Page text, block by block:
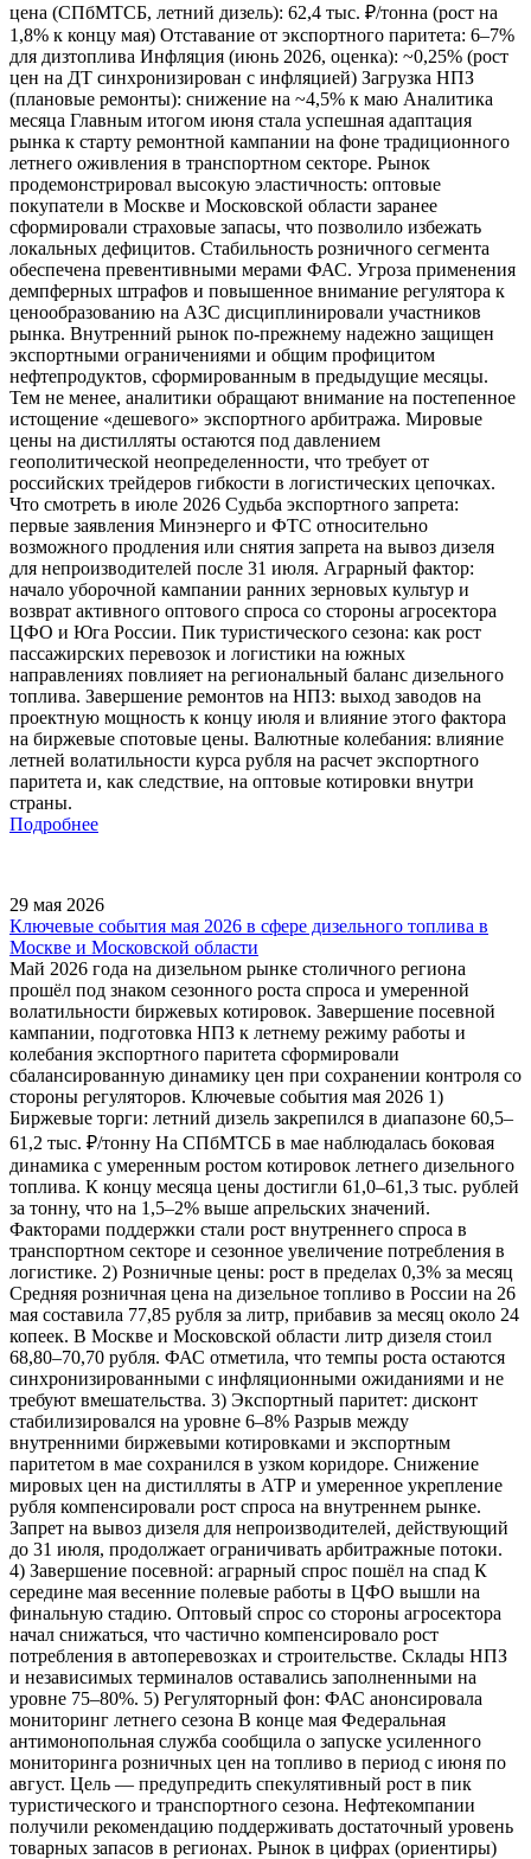
цена (СПбМТСБ, летний дизель): 62,4 тыс. ₽/тонна (рост на
1,8% к концу мая) Отставание от экспортного паритета: 6–7%
для дизтоплива Инфляция (июнь 2026, оценка): ~0,25% (рост
цен на ДТ синхронизирован с инфляцией) Загрузка НПЗ
(плановые ремонты): снижение на ~4,5% к маю Аналитика
месяца Главным итогом июня стала успешная адаптация
рынка к старту ремонтной кампании на фоне традиционного
летнего оживления в транспортном секторе. Рынок
продемонстрировал высокую эластичность: оптовые
покупатели в Москве и Московской области заранее
сформировали страховые запасы, что позволило избежать
локальных дефицитов. Стабильность розничного сегмента
обеспечена превентивными мерами ФАС. Угроза применения
демпферных штрафов и повышенное внимание регулятора к
ценообразованию на АЗС дисциплинировали участников
рынка. Внутренний рынок по-прежнему надежно защищен
экспортными ограничениями и общим профицитом
нефтепродуктов, сформированным в предыдущие месяцы.
Тем не менее, аналитики обращают внимание на постепенное
истощение «дешевого» экспортного арбитража. Мировые
цены на дистилляты остаются под давлением
геополитической неопределенности, что требует от
российских трейдеров гибкости в логистических цепочках.
Что смотреть в июле 2026 Судьба экспортного запрета:
первые заявления Минэнерго и ФТС относительно
возможного продления или снятия запрета на вывоз дизеля
для непроизводителей после 31 июля. Аграрный фактор:
начало уборочной кампании ранних зерновых культур и
возврат активного оптового спроса со стороны агросектора
ЦФО и Юга России. Пик туристического сезона: как рост
пассажирских перевозок и логистики на южных
направлениях повлияет на региональный баланс дизельного
топлива. Завершение ремонтов на НПЗ: выход заводов на
проектную мощность к концу июля и влияние этого фактора
на биржевые спотовые цены. Валютные колебания: влияние
летней волатильности курса рубля на расчет экспортного
паритета и, как следствие, на оптовые котировки внутри
страны.
Подробнее
29 мая 2026
Ключевые события мая 2026 в сфере дизельного топлива в
Москве и Московской области
Май 2026 года на дизельном рынке столичного региона
прошёл под знаком сезонного роста спроса и умеренной
волатильности биржевых котировок. Завершение посевной
кампании, подготовка НПЗ к летнему режиму работы и
колебания экспортного паритета сформировали
сбалансированную динамику цен при сохранении контроля со
стороны регуляторов. Ключевые события мая 2026 1)
Биржевые торги: летний дизель закрепился в диапазоне 60,5–
61,2 тыс. ₽/тонну На СПбМТСБ в мае наблюдалась боковая
динамика с умеренным ростом котировок летнего дизельного
топлива. К концу месяца цены достигли 61,0–61,3 тыс. рублей
за тонну, что на 1,5–2% выше апрельских значений.
Факторами поддержки стали рост внутреннего спроса в
транспортном секторе и сезонное увеличение потребления в
логистике. 2) Розничные цены: рост в пределах 0,3% за месяц
Средняя розничная цена на дизельное топливо в России на 26
мая составила 77,85 рубля за литр, прибавив за месяц около 24
копеек. В Москве и Московской области литр дизеля стоил
68,80–70,70 рубля. ФАС отметила, что темпы роста остаются
синхронизированными с инфляционными ожиданиями и не
требуют вмешательства. 3) Экспортный паритет: дисконт
стабилизировался на уровне 6–8% Разрыв между
внутренними биржевыми котировками и экспортным
паритетом в мае сохранился в узком коридоре. Снижение
мировых цен на дистилляты в АТР и умеренное укрепление
рубля компенсировали рост спроса на внутреннем рынке.
Запрет на вывоз дизеля для непроизводителей, действующий
до 31 июля, продолжает ограничивать арбитражные потоки.
4) Завершение посевной: аграрный спрос пошёл на спад К
середине мая весенние полевые работы в ЦФО вышли на
финальную стадию. Оптовый спрос со стороны агросектора
начал снижаться, что частично компенсировало рост
потребления в автоперевозках и строительстве. Склады НПЗ
и независимых терминалов оставались заполненными на
уровне 75–80%. 5) Регуляторный фон: ФАС анонсировала
мониторинг летнего сезона В конце мая Федеральная
антимонопольная служба сообщила о запуске усиленного
мониторинга розничных цен на топливо в период с июня по
август. Цель — предупредить спекулятивный рост в пик
туристического и транспортного сезона. Нефтекомпании
получили рекомендацию поддерживать достаточный уровень
товарных запасов в регионах. Рынок в цифрах (ориентиры)